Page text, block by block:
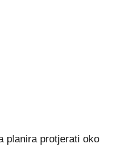
planira protjerati oko